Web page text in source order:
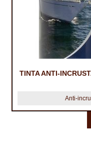
TINTA ANTI-
Anti-